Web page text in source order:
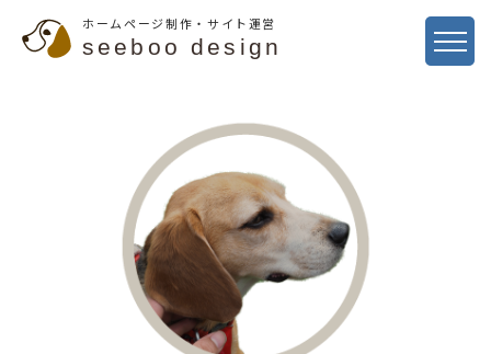
ホームページ制作・サイト運営
seeboo design